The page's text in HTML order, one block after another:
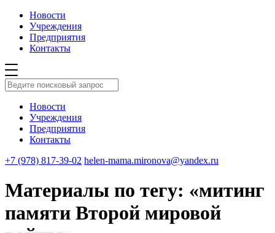
Новости
Учреждения
Предприятия
Контакты
Новости
Учреждения
Предприятия
Контакты
+7 (978) 817-39-02 helen-mama.mironova@yandex.ru
Материалы по тегу: «митинг
памяти Второй мировой